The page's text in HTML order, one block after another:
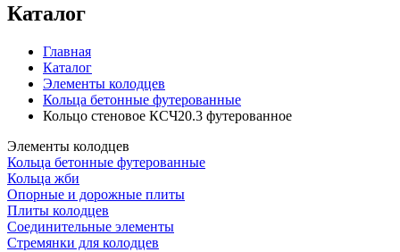
Каталог
Главная
Каталог
Элементы колодцев
Кольца бетонные футерованные
Кольцо стеновое КСЧ20.3 футерованное
Элементы колодцев
Кольца бетонные футерованные
Кольца жби
Опорные и дорожные плиты
Плиты колодцев
Соединительные элементы
Стремянки для колодцев